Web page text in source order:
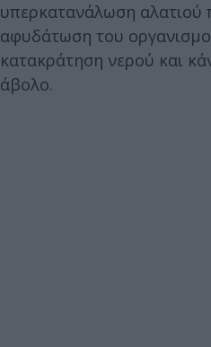
υπερκατανάλωση αλατιού
αφυδάτωση του
κατακράτηση νερού και
άβολο.